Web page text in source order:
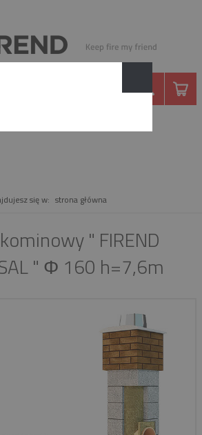
się w: strona główna
" FIREND
" Φ 160 h=7,6m